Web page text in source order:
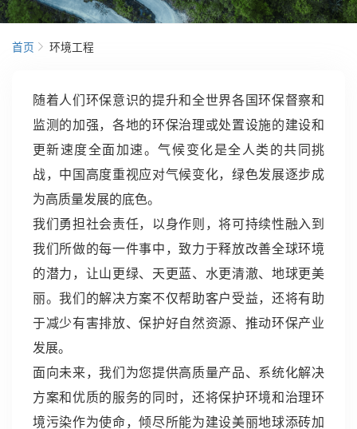
首页 环境工程
随着人们环保意识的提升和全世界各国环保督察和
监测的加强，各地的环保治理或处置设施的建设和
更新速度全面加速。气候变化是全人类的共同挑
战，中国高度重视应对气候变化，绿色发展逐步成
为高质量发展的底色。
我们勇担社会责任，以身作则，将可持续性融入到
我们所做的每一件事中，致力于释放改善全球环境
的潜力，让山更绿、天更蓝、水更清澈、地球更美
丽。我们的解决方案不仅帮助客户受益，还将有助
于减少有害排放、保护好自然资源、推动环保产业
发展。
面向未来，我们为您提供高质量产品、系统化解决
方案和优质的服务的同时，还将保护环境和治理环
境污染作为使命，倾尽所能为建设美丽地球添砖加